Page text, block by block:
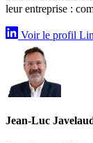
leur entreprise :
Voir le profil
Jean-Luc